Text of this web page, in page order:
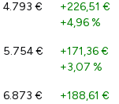
4.793 € +226,51 €
+4,96 %
5.754 € +171,36 €
+3,07 %
6.873 € +188,61 €